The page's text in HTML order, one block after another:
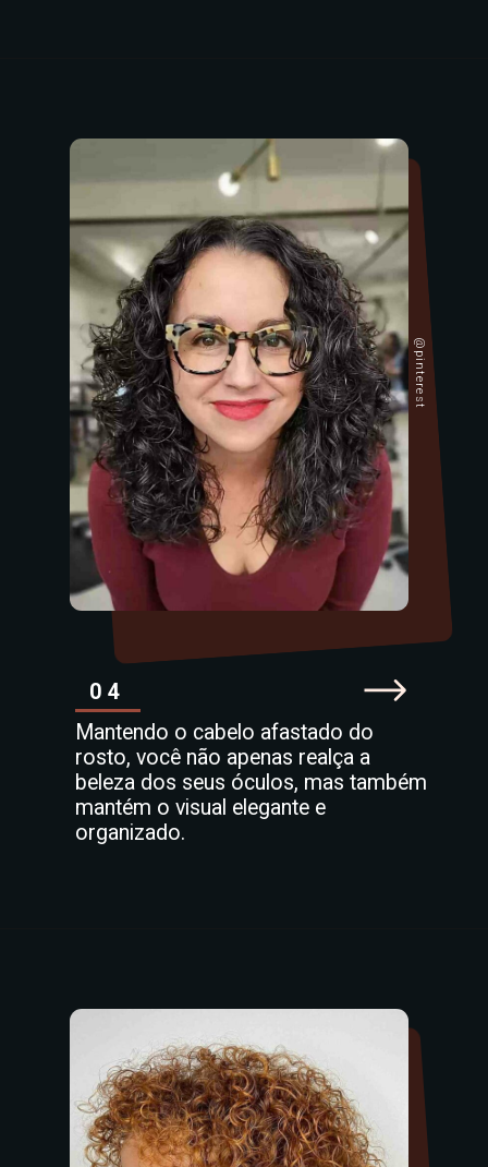
04
Mantendo o cabelo afastado do
rosto, você não apenas realça a
beleza dos seus óculos, mas também
mantém o visual elegante e
organizado.
@pinterest